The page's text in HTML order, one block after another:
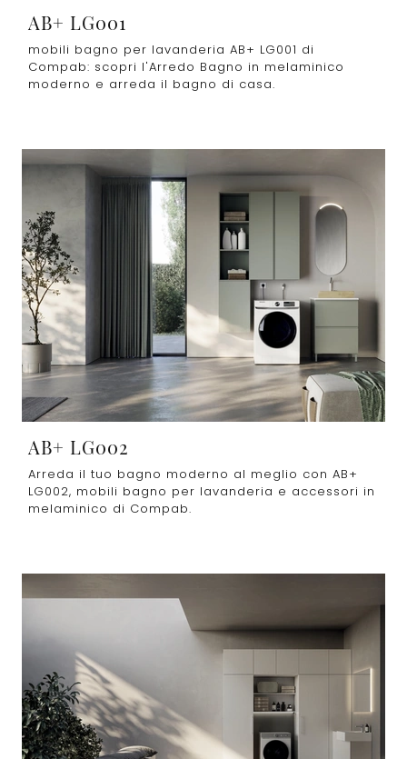
AB+ LG001
mobili bagno per lavanderia AB+ LG001 di
Compab: scopri l'Arredo Bagno in melaminico
moderno e arreda il bagno di casa.
AB+ LG002
Arreda il tuo bagno moderno al meglio con AB+
LG002, mobili bagno per lavanderia e accessori in
melaminico di Compab.